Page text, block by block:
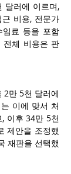
달러에 이르며,
비용, 전문가
임료 등을 포함
전체 비용은 판
만 5천 달러에
이에 맞서 처
이후 34만 5천
제안을 조정했
재판을 선택했